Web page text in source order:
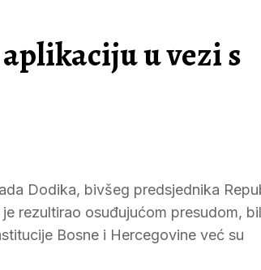
u vezi s
Dodika, bivšeg predsjednika
rezultirao osuđujućom presudom,
Bosne i Hercegovine već su